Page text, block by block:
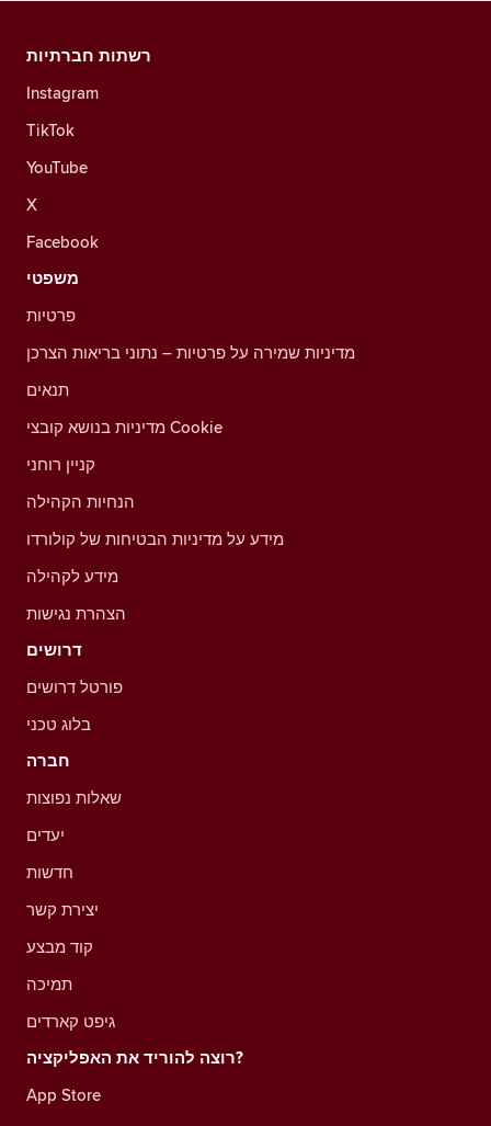
רשתות חברתיות
Instagram
TikTok
YouTube
X
Facebook
משפטי
פרטיות
מדיניות שמירה על פרטיות – נתוני בריאות הצרכן
תנאים
מדיניות בנושא קובצי Cookie
קניין רוחני
הנחיות הקהילה
מידע על מדיניות הבטיחות של קולורדו
מידע לקהילה
הצהרת נגישות
דרושים
פורטל דרושים
בלוג טכני
חברה
שאלות נפוצות
יעדים
חדשות
יצירת קשר
קוד מבצע
תמיכה
גיפט קארדים
רוצה להוריד את האפליקציה?
App Store